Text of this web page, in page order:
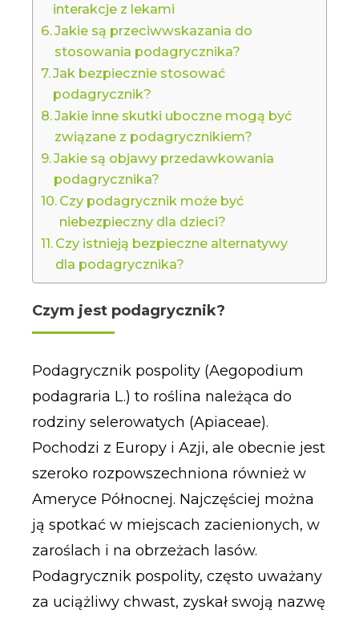
interakcje z lekami
Jakie są przeciwwskazania do
stosowania podagrycznika?
Jak bezpiecznie stosować
podagrycznik?
Jakie inne skutki uboczne mogą być
związane z podagrycznikiem?
Jakie są objawy przedawkowania
podagrycznika?
Czy podagrycznik może być
niebezpieczny dla dzieci?
Czy istnieją bezpieczne alternatywy
dla podagrycznika?
Czym jest podagrycznik?
Podagrycznik pospolity (Aegopodium
podagraria L.) to roślina należąca do
rodziny selerowatych (Apiaceae).
Pochodzi z Europy i Azji, ale obecnie jest
szeroko rozpowszechniona również w
Ameryce Północnej. Najczęściej można
ją spotkać w miejscach zacienionych, w
zaroślach i na obrzeżach lasów.
Podagrycznik pospolity, często uważany
za uciążliwy chwast, zyskał swoją nazwę